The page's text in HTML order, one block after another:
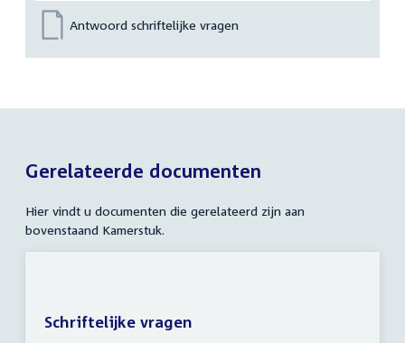
Antwoord schriftelijke vragen
Gerelateerde documenten
Hier vindt u documenten die gerelateerd zijn aan
bovenstaand Kamerstuk.
Schriftelijke vragen